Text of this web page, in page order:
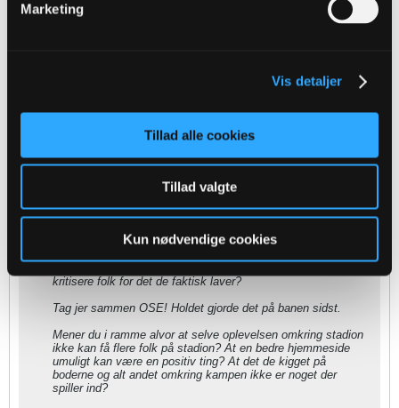
Marketing
Vis detaljer
Tillad alle cookies
Tillad valgte
Kun nødvendige cookies
Du mener helt oprigtigt ikke at en bedre stadion oplevelse
kan føre til større fremmøde? Eller at yngre generationer er
Hvis Jack Jørgensen og resten af hans slæng af
så kan de lave det ene tiltag efter det andet, og det vil ikke
lokke folk på stadion med andet end gratisbilletter.
"Ja, det kan jeg godt. Helt kort så handler det om, at jeg har
kritisere folk for det de faktisk laver?
Tag jer sammen OSE! Holdet gjorde det på banen sidst.
Mener du i ramme alvor at selve oplevelsen omkring stadion
ikke kan få flere folk på stadion? At en bedre hjemmeside
umuligt kan være en positiv ting? At det de kigget på
boderne og alt andet omkring kampen ikke er noget der
spiller ind?